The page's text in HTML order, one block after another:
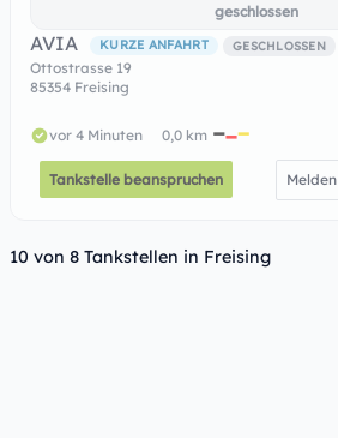
geschlossen
AVIA KURZE ANFAHRT GESCHLOSSEN
Ottostrasse 19
85354 Freising
vor 4 Minuten 0,0 km
Tankstelle beanspruchen Melden
10 von 8 Tankstellen in Freising